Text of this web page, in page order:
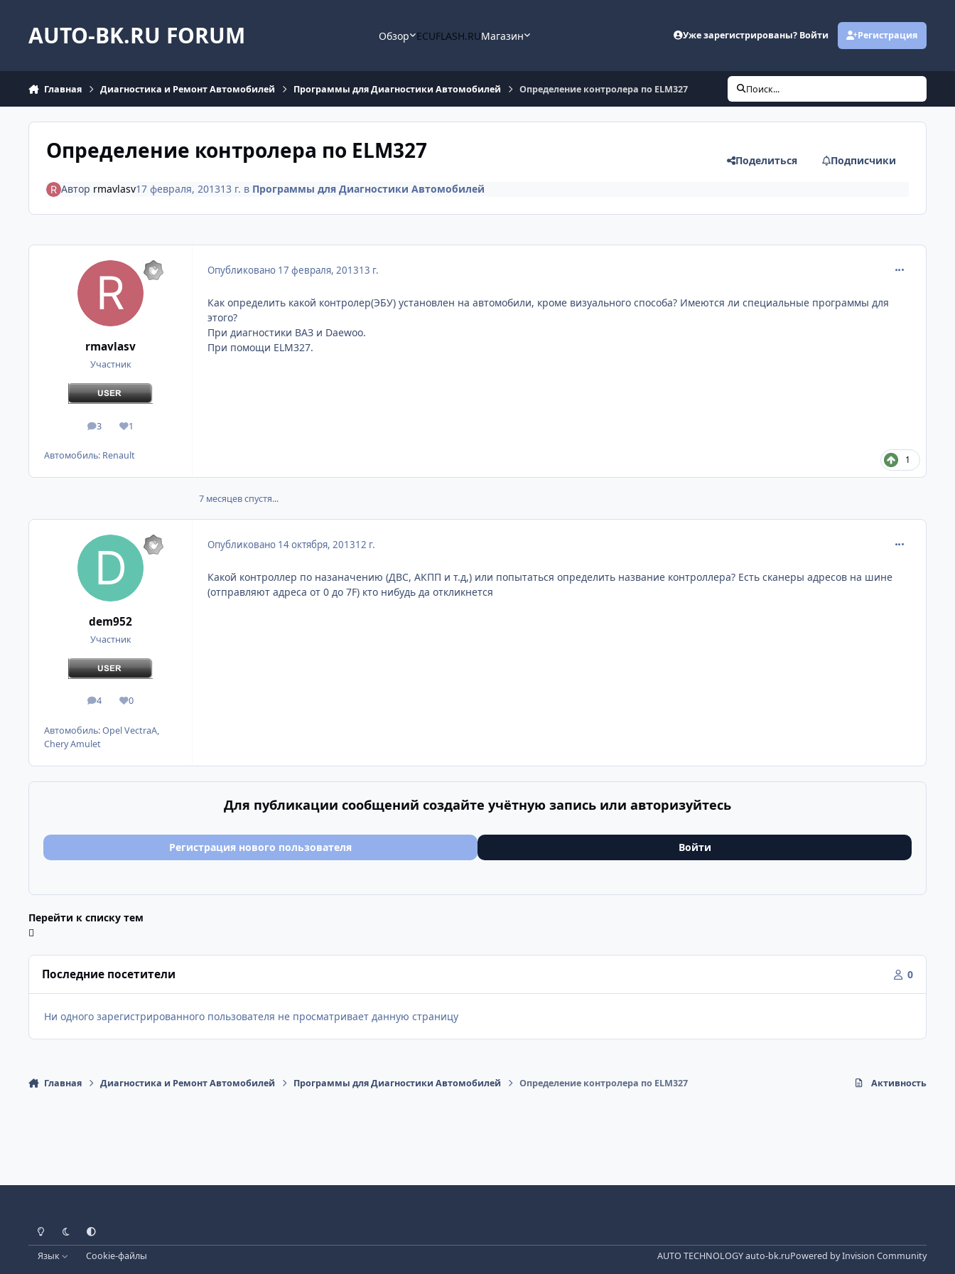
AUTO-BK.RU FORUM Обзор ECUFLASH.RUМагазин Уже зарегистрированы? Войти Регистрация
Главная Диагностика и Ремонт Автомобилей Программы для Диагностики Автомобилей Определение контролера по ELM327 Поиск...
Определение контролера по ELM327 Поделиться Подписчики
Автор rmavlasv17 февраля, 201313 г. в Программы для Диагностики Автомобилей
rmavlasv
Участник
3
сообщения
1
Репутация
Автомобиль: Renault
Опубликовано 17 февраля, 201313 г.
Как определить какой контролер(ЭБУ) установлен на автомобили, кроме визуального способа? Имеются ли специальные программы для
этого?
При диагностики ВАЗ и Daewoo.
При помощи ELM327.
1
7 месяцев спустя...
dem952
Участник
4
сообщения
0
Репутация
Автомобиль:Opel VectraA,
Chery Amulet
Опубликовано 14 октября, 201312 г.
Какой контроллер по назаначению (ДВС, АКПП и т.д,) или попытаться определить название контроллера? Есть сканеры адресов на шине
(отправляют адреса от 0 до 7F) кто нибудь да откликнется
Для публикации сообщений создайте учётную запись или авторизуйтесь
Регистрация нового пользователя Войти
Перейти к списку тем
Последние посетители 0
Ни одного зарегистрированного пользователя не просматривает данную страницу
Главная Диагностика и Ремонт Автомобилей Программы для Диагностики Автомобилей Определение контролера по ELM327 Активность
Светлый Режим
Темный Режим
Настройка Системы
Язык Cookie-файлы AUTO TECHNOLOGY auto-bk.ruPowered byInvision Community